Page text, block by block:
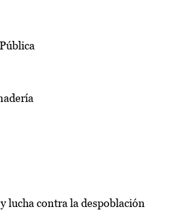
lucha contra la despoblación